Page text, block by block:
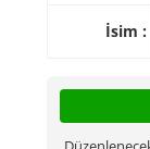
İsim :